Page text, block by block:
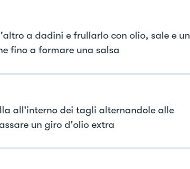
a dadini e frullarlo con olio, sale e un
fino a formare una salsa
all'interno dei tagli alternandole alle
un giro d'olio extra